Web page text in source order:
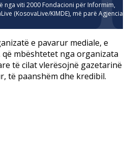
nga viti 2000 Fondacioni për Informim,
(KosovaLive/KIMDE), më parë Agjencia
e pavarur mediale, e
mbështetet nga organizata
të cilat vlerësojnë gazetarinë
të paanshëm dhe kredibil.